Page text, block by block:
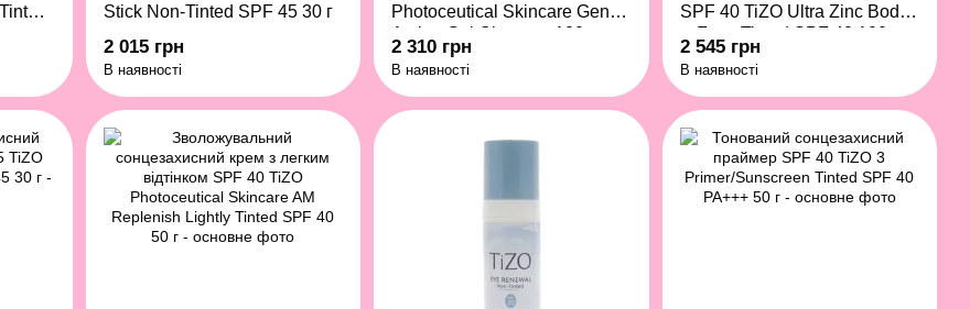
Stick Non-Tinted SPF 45 30 г
2 015 грн
В наявності
Photoceutical Skincare Gentle
Amino Gel Cleanser 180 мл
2 310 грн
В наявності
SPF 40 TiZO Ultra Zinc Body
& Face Tinted SPF 40 100 г
2 545 грн
В наявності